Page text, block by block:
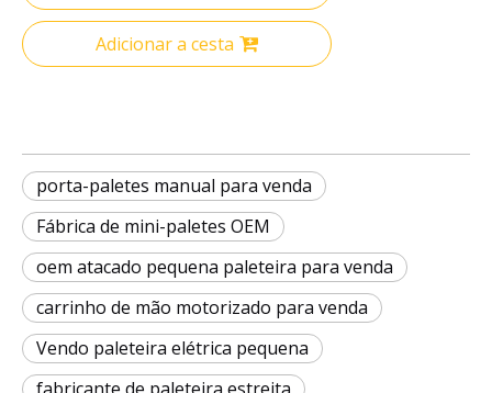
Adicionar a cesta
porta-paletes manual para venda
Fábrica de mini-paletes OEM
oem atacado pequena paleteira para venda
carrinho de mão motorizado para venda
Vendo paleteira elétrica pequena
fabricante de paleteira estreita